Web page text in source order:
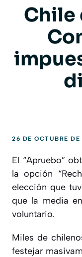
Chile
26 DE OCTUBRE
El “Apruebo”
la opción
elección que
que la media
voluntario.
Miles de
festejar